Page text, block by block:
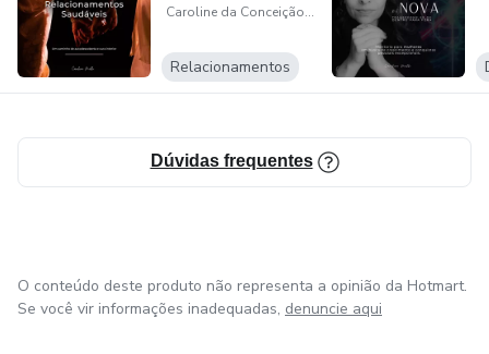
Caroline da Conceição Mello
Relacionamentos
Dúvidas frequentes
O conteúdo deste produto não representa a opinião da Hotmart.
Se você vir informações inadequadas, denuncie aqui